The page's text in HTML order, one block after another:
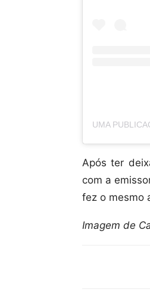
Após ter
com a
fez o mesmo
Imagem de